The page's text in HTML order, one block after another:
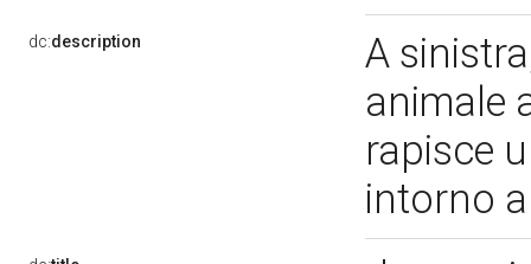
dc:description
A
animale
rapisce
intorno